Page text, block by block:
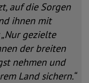
auf die Sorgen
ihnen mit
gezielte
der breiten
nehmen und
Land sichern.“